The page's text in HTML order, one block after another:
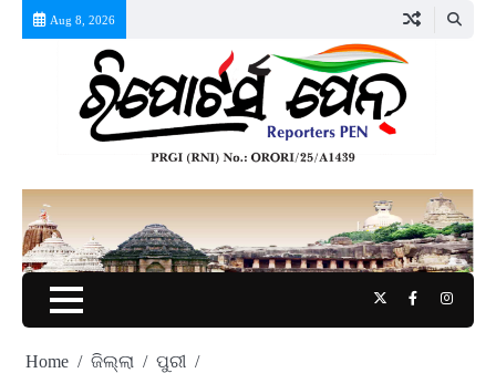
Aug 8, 2026
TwitterFacebook
Home ଜିଲ୍ଲା
ପୁରୀ